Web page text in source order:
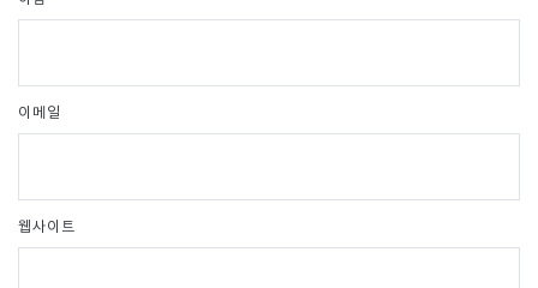
이메일
웹사이트